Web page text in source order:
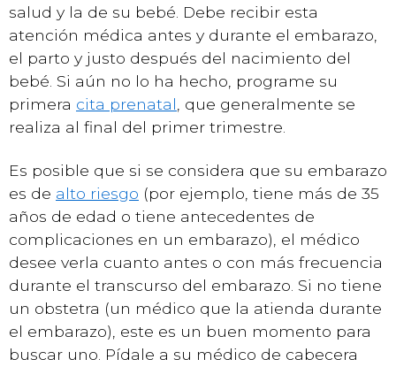
salud y la de su bebé. Debe recibir esta
atención médica antes y durante el embarazo,
el parto y justo después del nacimiento del
bebé. Si aún no lo ha hecho, programe su
primera cita prenatal , que generalmente se
realiza al final del primer trimestre.
Es posible que si se considera que su embarazo
es de alto riesgo (por ejemplo, tiene más de 35
años de edad o tiene antecedentes de
complicaciones en un embarazo), el médico
desee verla cuanto antes o con más frecuencia
durante el transcurso del embarazo. Si no tiene
un obstetra (un médico que la atienda durante
el embarazo), este es un buen momento para
buscar uno. Pídale a su médico de cabecera